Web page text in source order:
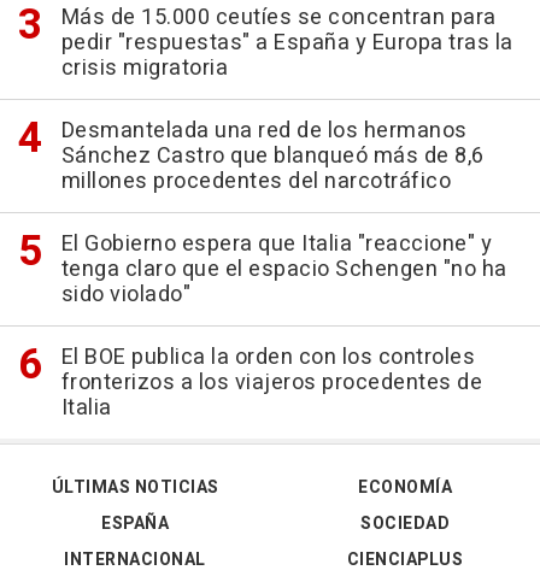
Más de 15.000 ceutíes se concentran para
pedir "respuestas" a España y Europa tras la
crisis migratoria
Desmantelada una red de los hermanos
Sánchez Castro que blanqueó más de 8,6
millones procedentes del narcotráfico
El Gobierno espera que Italia "reaccione" y
tenga claro que el espacio Schengen "no ha
sido violado"
El BOE publica la orden con los controles
fronterizos a los viajeros procedentes de
Italia
ÚLTIMAS NOTICIAS
ESPAÑA
INTERNACIONAL
ECONOMÍA
SOCIEDAD
CIENCIAPLUS